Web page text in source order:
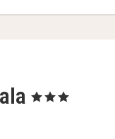
, 3 Sterren